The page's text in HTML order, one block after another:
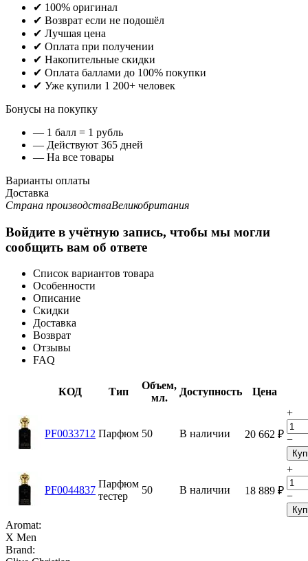
✔ 100% оригинал
✔ Возврат если не подошёл
✔ Лучшая цена
✔ Оплата при получении
✔ Накопительные скидки
✔ Оплата баллами до 100% покупки
✔ Уже купили 1 200+ человек
Бонусы на покупку
— 1 балл = 1 рубль
— Действуют 365 дней
— На все товары
Варианты оплаты
Доставка
Страна производстваВеликобритания
Войдите в учётную запись, чтобы мы могли
сообщить вам об ответе
Список вариантов товара
Особенности
Описание
Скидки
Доставка
Возврат
Отзывы
FAQ
КОД Тип
Объем,
мл.
Доступность Цена
PF0033712 Парфюм 50 В наличии 20 662 ₽
+
−
PF0044837
Парфюм
тестер
50 В наличии 18 889 ₽
+
−
Aromat:
X Men
Brand: